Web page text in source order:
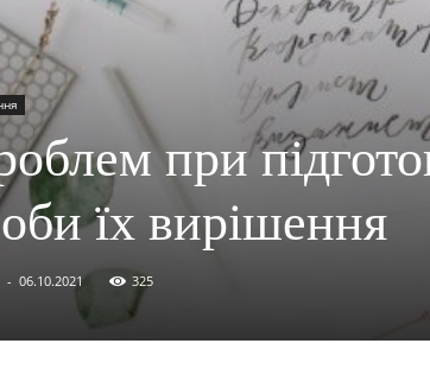
при
їх вирішення
- 06.10.2021 325